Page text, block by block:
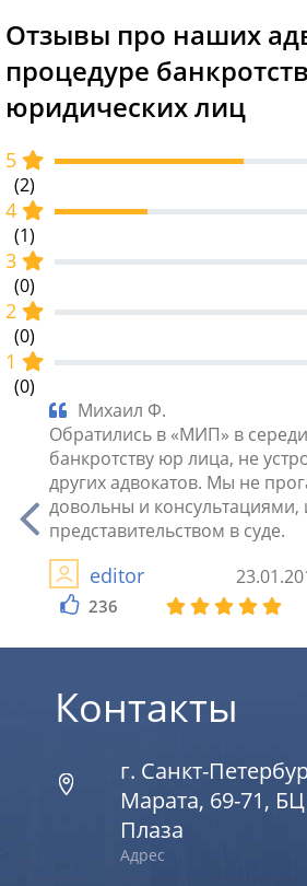
Отзывы про наших
процедуре
юридических лиц
5
(2)
4
(1)
3
(0)
2
(0)
1
(0)
Михаил Ф.
Обратились в «МИП» в
банкротству юр лица, не
других адвокатов. Мы не
довольны и консультациями,
представительством в суде.
editor
236
Контакты
г. Санкт-
Марата, 69-71,
Плаза
Адрес